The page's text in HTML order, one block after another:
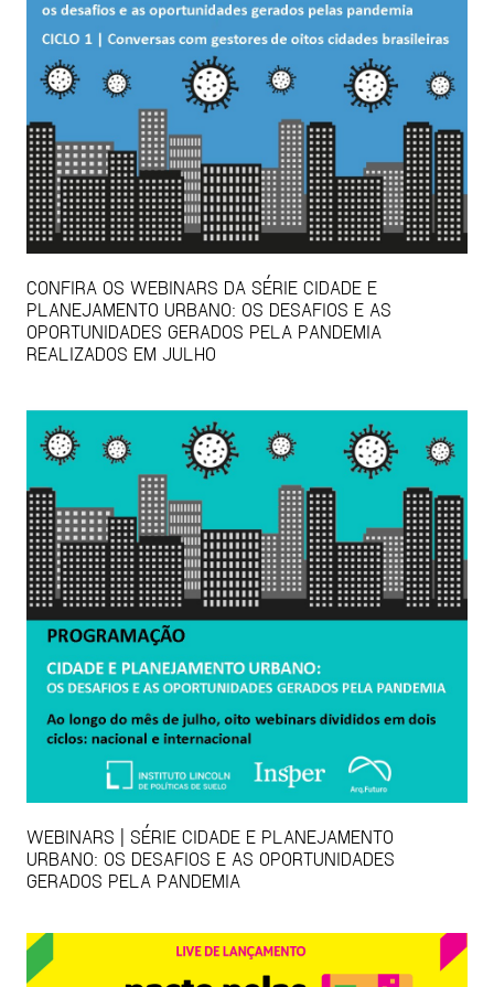
CONFIRA OS WEBINARS DA SÉRIE CIDADE E
PLANEJAMENTO URBANO: OS DESAFIOS E AS
OPORTUNIDADES GERADOS PELA PANDEMIA
REALIZADOS EM JULHO
WEBINARS | SÉRIE CIDADE E PLANEJAMENTO
URBANO: OS DESAFIOS E AS OPORTUNIDADES
GERADOS PELA PANDEMIA